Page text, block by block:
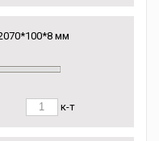
мм
к-т